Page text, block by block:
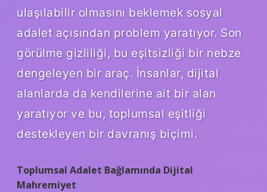
ulaşılabilir olmasını beklemek sosyal
adalet açısından problem yaratıyor. Son
görülme gizliliği, bu eşitsizliği bir nebze
dengeleyen bir araç. İnsanlar, dijital
alanlarda da kendilerine ait bir alan
yaratıyor ve bu, toplumsal eşitliği
destekleyen bir davranış biçimi.
Toplumsal Adalet Bağlamında Dijital
Mahremiyet